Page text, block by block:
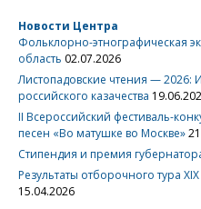
Новости Центра
Фольклорно-этнографическая
область 02.07.2026
Листопадовские чтения — 2026:
российского казачества
II Всероссийский фестиваль-
песен «Во матушке во Москве»
Стипендия и премия
Результаты отборочного тура
15.04.2026